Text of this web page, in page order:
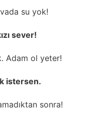
su yok!
sever!
Adam ol yeter!
istersen.
sonra!